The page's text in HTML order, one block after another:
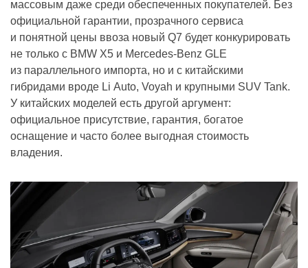
массовым даже среди обеспеченных покупателей. Без
официальной гарантии, прозрачного сервиса
и понятной цены ввоза новый Q7 будет конкурировать
не только с BMW X5 и Mercedes-Benz GLE
из параллельного импорта, но и с китайскими
гибридами вроде Li Auto, Voyah и крупными SUV Tank.
У китайских моделей есть другой аргумент:
официальное присутствие, гарантия, богатое
оснащение и часто более выгодная стоимость
владения.